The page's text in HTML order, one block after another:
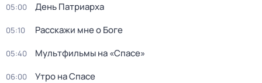
05:00 День Патриарха
05:10 Расскажи мне о Боге
05:40 Мультфильмы на «Спасе»
06:00 Утро на Спасе